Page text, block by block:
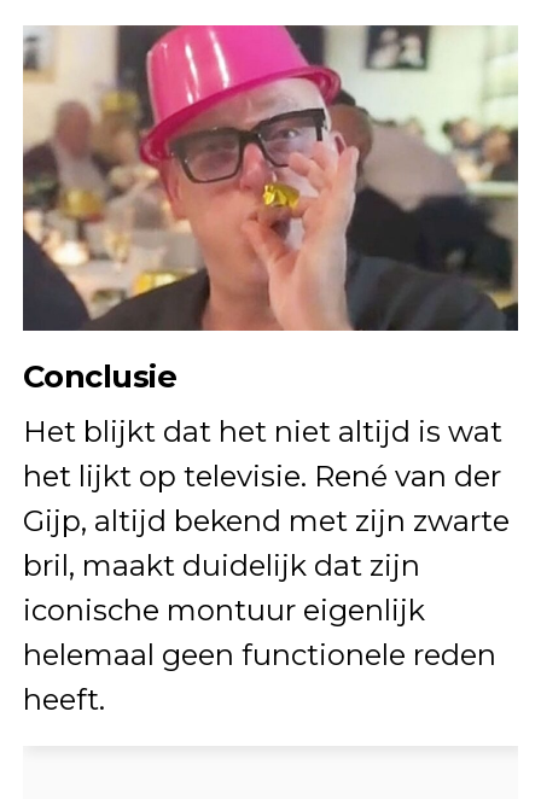
Conclusie
Het blijkt dat het niet altijd is wat
het lijkt op televisie. René van der
Gijp, altijd bekend met zijn zwarte
bril, maakt duidelijk dat zijn
iconische montuur eigenlijk
helemaal geen functionele reden
heeft.